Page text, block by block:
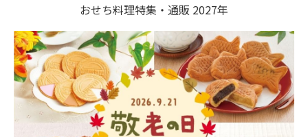
おせち料理特集・通販 2027年